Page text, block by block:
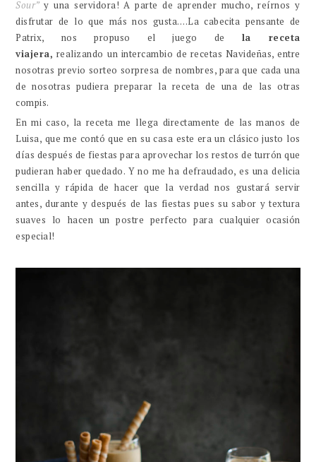
Sour” y una servidora! A parte de aprender mucho, reírnos y
disfrutar de lo que más nos gusta….La cabecita pensante de
Patrix, nos propuso el juego de la receta
viajera, realizando un intercambio de recetas Navideñas, entre
nosotras previo sorteo sorpresa de nombres, para que cada una
de nosotras pudiera preparar la receta de una de las otras
compis.
En mi caso, la receta me llega directamente de las manos de
Luisa, que me contó que en su casa este era un clásico justo los
días después de fiestas para aprovechar los restos de turrón que
pudieran haber quedado. Y no me ha defraudado, es una delicia
sencilla y rápida de hacer que la verdad nos gustará servir
antes, durante y después de las fiestas pues su sabor y textura
suaves lo hacen un postre perfecto para cualquier ocasión
especial!